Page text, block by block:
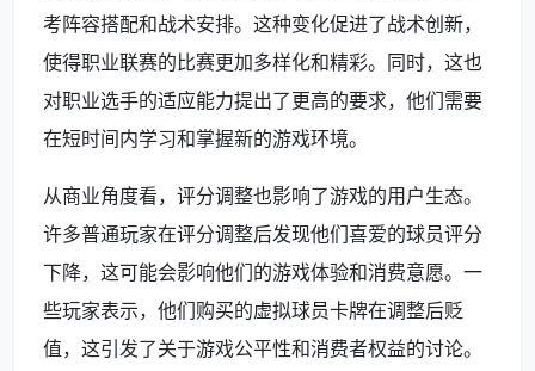
考阵容搭配和战术安排。这种变化促进了战术创新，
使得职业联赛的比赛更加多样化和精彩。同时，这也
对职业选手的适应能力提出了更高的要求，他们需要
在短时间内学习和掌握新的游戏环境。
从商业角度看，评分调整也影响了游戏的用户生态。
许多普通玩家在评分调整后发现他们喜爱的球员评分
下降，这可能会影响他们的游戏体验和消费意愿。一
些玩家表示，他们购买的虚拟球员卡牌在调整后贬
值，这引发了关于游戏公平性和消费者权益的讨论。